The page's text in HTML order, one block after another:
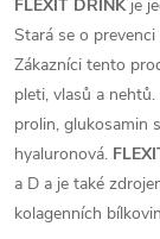
FLEXIT DRINKje
Stará se o
Zákazníci tento
pleti, vlasů a
prolin, glukosamin
hyaluronová.
a D a je také
kolagenních